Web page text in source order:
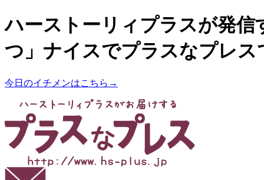
ハーストーリィプラスが発信
つ」ナイスでプラスなプレス
今日のイチメンはこちら→